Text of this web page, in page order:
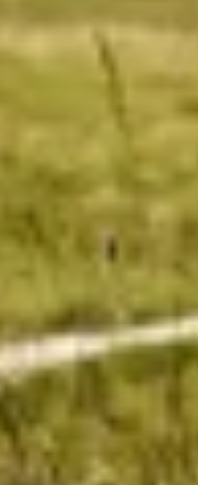
IM
DEN
ARENA
AM